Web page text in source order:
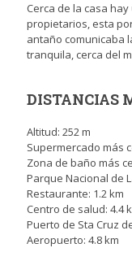
Cerca de la casa
propietarios, esta
antaño comunicaba
tranquila, cerca del
DISTANCIAS
Altitud: 252 m
Supermercado más
Zona de baño más
Parque Nacional de
Restaurante: 1.2 km
Centro de salud: 4.4
Puerto de Sta Cruz
Aeropuerto: 4.8 km